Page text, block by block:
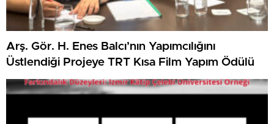
Arş. Gör. H. Enes Balcı’nın Yapımcılığını
Üstlendiği Projeye TRT Kısa Film Yapım Ödülü